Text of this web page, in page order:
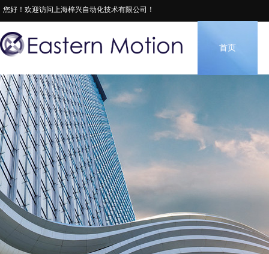
您好！欢迎访问上海梓兴自动化技术有限公司！
首页